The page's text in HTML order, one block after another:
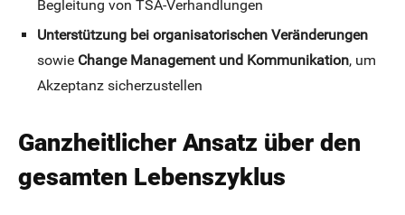
Begleitung von TSA-Verhandlungen
Unterstützung bei organisatorischen Veränderungen
sowie Change Management und Kommunikation, um
Akzeptanz sicherzustellen
Ganzheitlicher Ansatz über den
gesamten Lebenszyklus